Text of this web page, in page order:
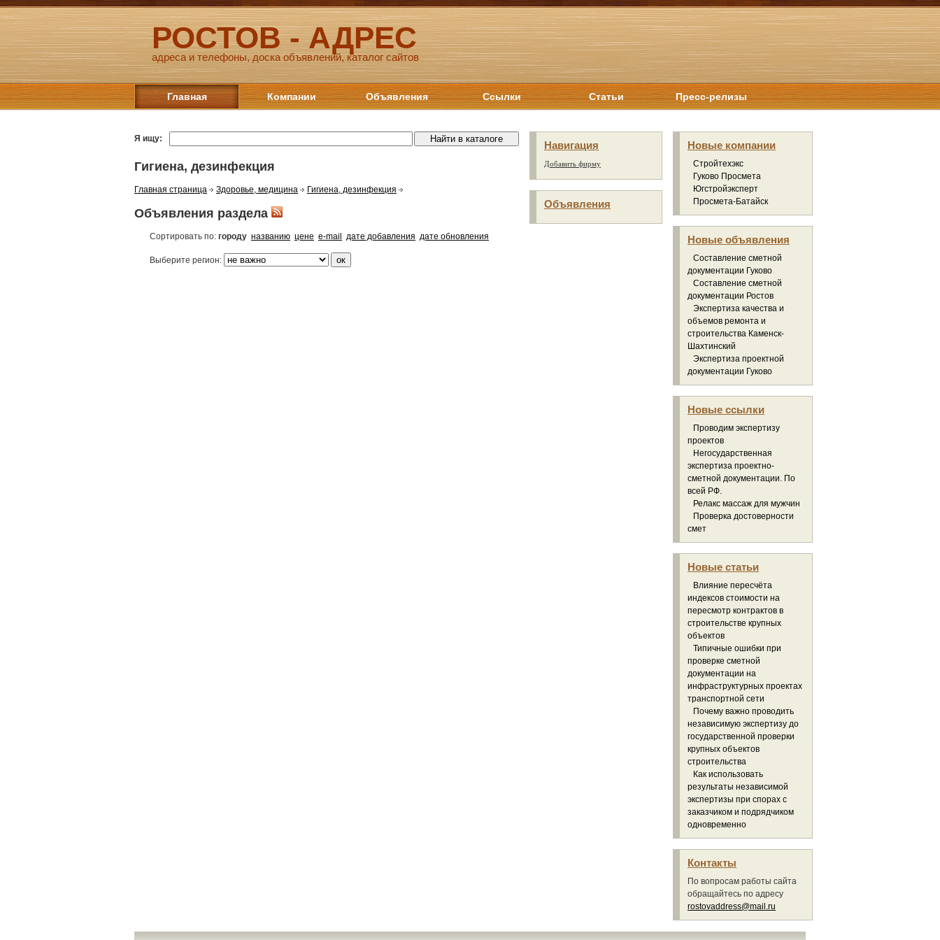
РОСТОВ - АДРЕС
адреса и телефоны, доска объявлений, каталог сайтов
Главная Компании Объявления Ссылки Статьи Пресс-релизы
Я ищу:
Гигиена, дезинфекция
Главная страница Здоровье, медицина Гигиена, дезинфекция
Объявления раздела
Сортировать по: городу названию цене e-mail дате добавления дате обновления
Выберите регион:
Навигация
Добавить фирму
Объявления
Новые компании
Стройтехэкс
Гуково Просмета
Югстройэксперт
Просмета-Батайск
Новые объявления
Составление сметной
документации Гуково
Составление сметной
документации Ростов
Экспертиза качества и
объемов ремонта и
строительства Каменск-
Шахтинский
Экспертиза проектной
документации Гуково
Новые ссылки
Проводим экспертизу
проектов
Негосударственная
экспертиза проектно-
сметной документации. По
всей РФ.
Релакс массаж для мужчин
Проверка достоверности
смет
Новые статьи
Влияние пересчёта
индексов стоимости на
пересмотр контрактов в
строительстве крупных
объектов
Типичные ошибки при
проверке сметной
документации на
инфраструктурных проектах
транспортной сети
Почему важно проводить
независимую экспертизу до
государственной проверки
крупных объектов
строительства
Как использовать
результаты независимой
экспертизы при спорах с
заказчиком и подрядчиком
одновременно
Контакты
По вопросам работы сайта
обращайтесь по адресу
rostovaddress@mail.ru